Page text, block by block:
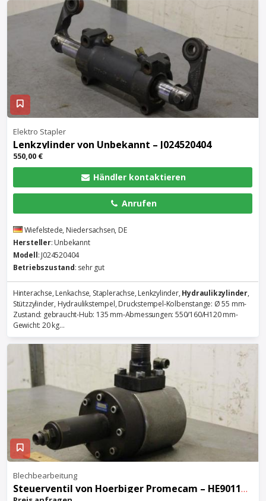
Elektro Stapler
Lenkzylinder von Unbekannt – J024520404
550,00 €
Händler kontaktieren
Anrufen
Wiefelstede, Niedersachsen, DE
Hersteller: Unbekannt
Modell: J024520404
Betriebszustand: sehr gut
Hinterachse, Lenkachse, Staplerachse, Lenkzylinder, Hydraulikzylinder,
Stützzylinder, Hydraulikstempel, Druckstempel-Kolbenstange: Ø 55 mm-
Zustand: gebraucht-Hub: 135 mm-Abmessungen: 550/160/H120 mm-
Gewicht: 20 kg...
Blechbearbeitung
Steuerventil von Hoerbiger Promecam – HE90118-B